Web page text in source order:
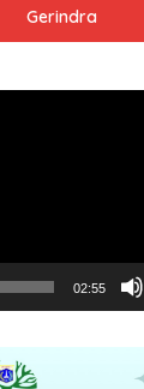
Gerindra
02:55